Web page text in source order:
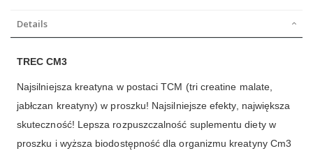
Details
TREC CM3
Najsilniejsza kreatyna w postaci TCM (tri creatine malate,
jabłczan kreatyny) w proszku! Najsilniejsze efekty, największa
skuteczność! Lepsza rozpuszczalność suplementu diety w
proszku i wyższa biodostępność dla organizmu kreatyny Cm3